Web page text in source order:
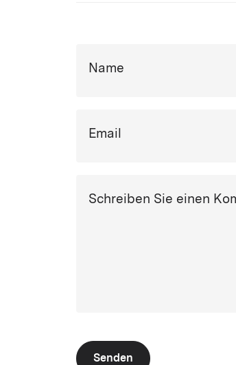
Name
Email
Schreiben Sie einen
Senden